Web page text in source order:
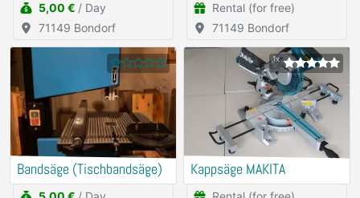
5,00 € / Day
71149 Bondorf
Rental (for free)
71149 Bondorf
Bandsäge (Tischbandsäge)
1x
Kappsäge MAKITA